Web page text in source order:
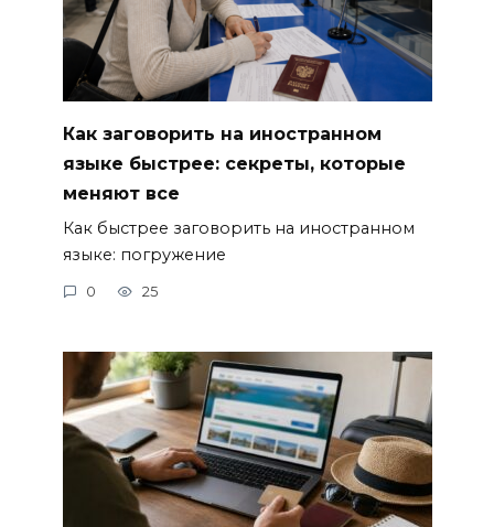
Как заговорить на иностранном
языке быстрее: секреты, которые
меняют все
Как быстрее заговорить на иностранном
языке: погружение
0 25